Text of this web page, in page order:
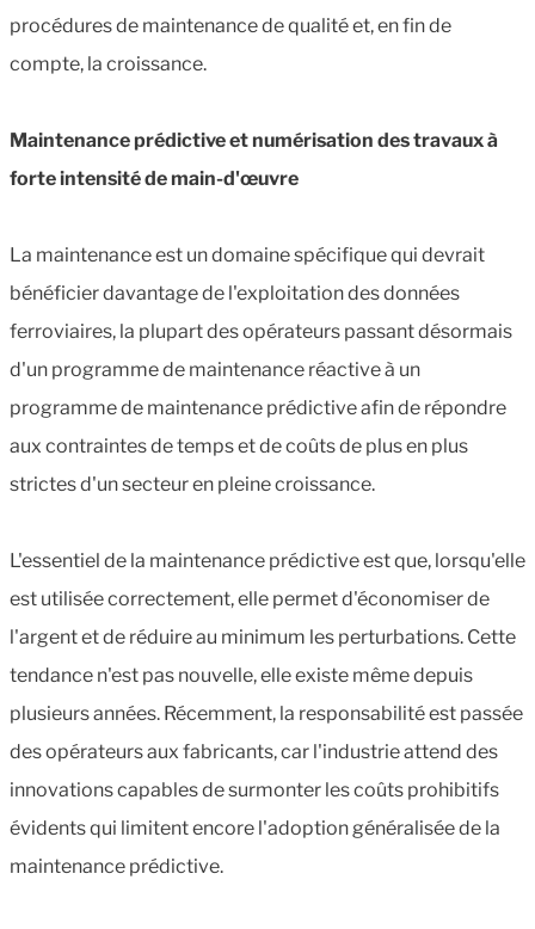
procédures de maintenance de qualité et, en fin de
compte, la croissance.
Maintenance prédictive et numérisation des travaux à
forte intensité de main-d'œuvre
La maintenance est un domaine spécifique qui devrait
bénéficier davantage de l'exploitation des données
ferroviaires, la plupart des opérateurs passant désormais
d'un programme de maintenance réactive à un
programme de maintenance prédictive afin de répondre
aux contraintes de temps et de coûts de plus en plus
strictes d'un secteur en pleine croissance.
L'essentiel de la maintenance prédictive est que, lorsqu'elle
est utilisée correctement, elle permet d'économiser de
l'argent et de réduire au minimum les perturbations. Cette
tendance n'est pas nouvelle, elle existe même depuis
plusieurs années. Récemment, la responsabilité est passée
des opérateurs aux fabricants, car l'industrie attend des
innovations capables de surmonter les coûts prohibitifs
évidents qui limitent encore l'adoption généralisée de la
maintenance prédictive.